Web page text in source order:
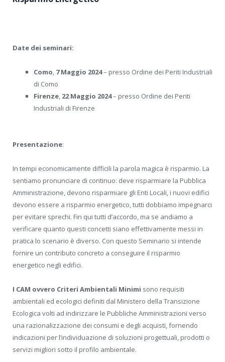
Date dei seminari:
Como, 7 Maggio 2024– presso Ordine dei Periti Industriali
di Como
Firenze, 22 Maggio 2024– presso Ordine dei Periti
Industriali di Firenze
Presentazione:
In tempi economicamente difficili la parola magica è risparmio. La
sentiamo pronunciare di continuo: deve risparmiare la Pubblica
Amministrazione, devono risparmiare gli Enti Locali, i nuovi edifici
devono essere a risparmio energetico, tutti dobbiamo impegnarci
per evitare sprechi. Fin qui tutti d’accordo, ma se andiamo a
verificare quanto questi concetti siano effettivamente messi in
pratica lo scenario è diverso. Con questo Seminario si intende
fornire un contributo concreto a conseguire il risparmio
energetico negli edifici.
I CAM ovvero Criteri Ambientali Minimi sono requisiti
ambientali ed ecologici definiti dal Ministero della Transizione
Ecologica volti ad indirizzare le Pubbliche Amministrazioni verso
una razionalizzazione dei consumi e degli acquisti, fornendo
indicazioni per l’individuazione di soluzioni progettuali, prodotti o
servizi migliori sotto il profilo ambientale.